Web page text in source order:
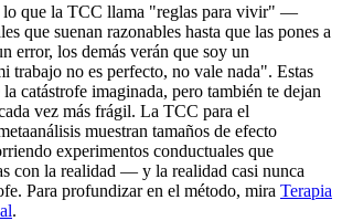
lo que la TCC llama "reglas para vivir" —
que suenan razonables hasta que las pones a
error, los demás verán que soy un
trabajo no es perfecto, no vale nada". Estas
catástrofe imaginada, pero también te dejan
vez más frágil. La TCC para el
muestran tamaños de efecto
experimentos conductuales que
con la realidad — y la realidad casi nunca
Para profundizar en el método, mira Terapia
.